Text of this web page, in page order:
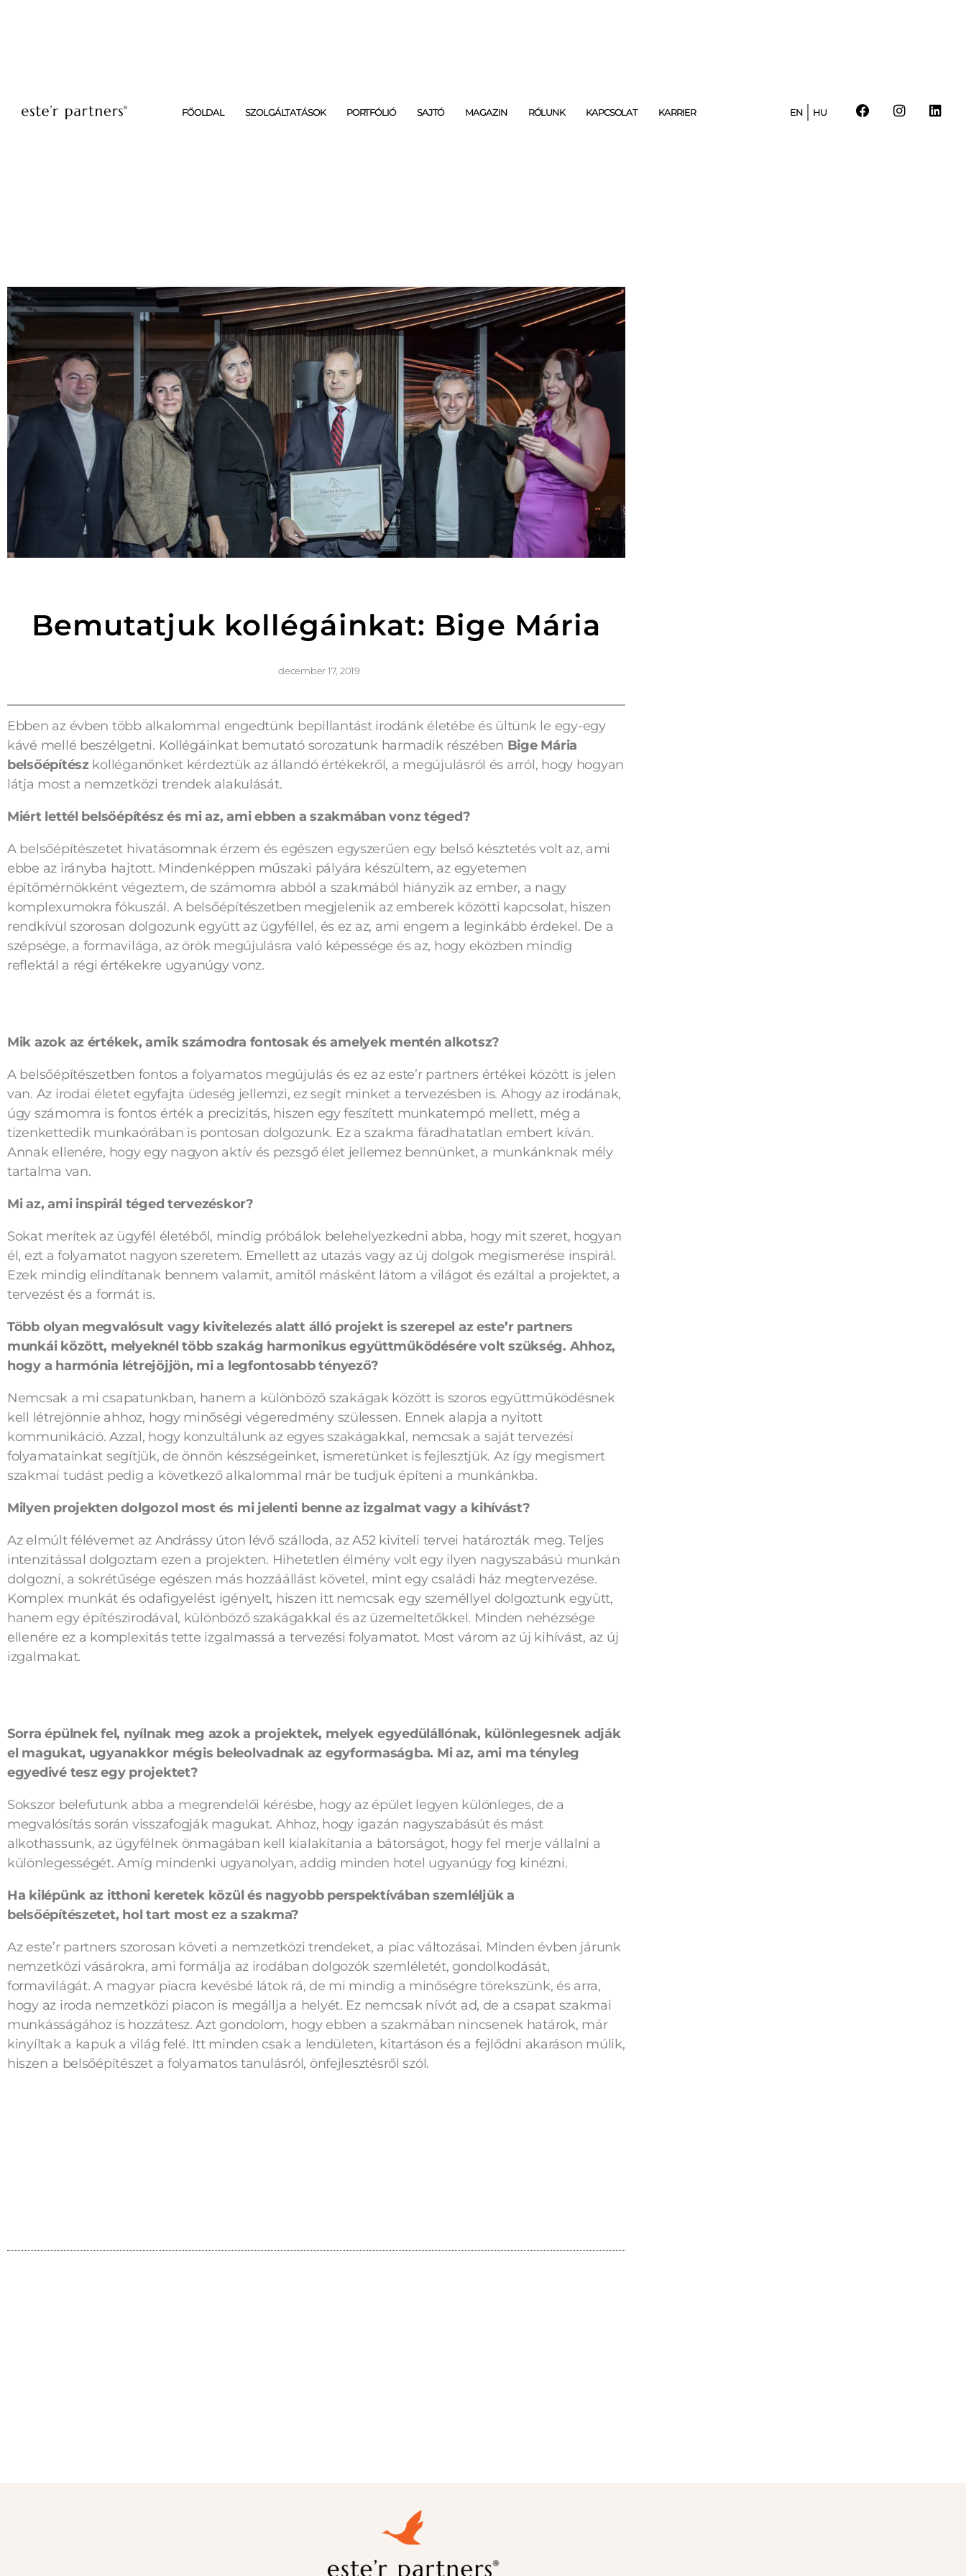
FŐOLDAL SZOLGÁLTATÁSOK PORTFÓLIÓ SAJTÓ MAGAZIN RÓLUNK KAPCSOLAT KARRIER EN HU
Bemutatjuk kollégáinkat: Bige Mária
december 17, 2019
Ebben az évben több alkalommal engedtünk bepillantást irodánk életébe és ültünk le egy-egy
kávé mellé beszélgetni. Kollégáinkat bemutató sorozatunk harmadik részében Bige Mária
belsőépítészkolléganőnket kérdeztük az állandó értékekről, a megújulásról és arról, hogy hogyan
látja most a nemzetközi trendek alakulását.
Miért lettél belsőépítész és mi az, ami ebben a szakmában vonz téged?
A belsőépítészetet hivatásomnak érzem és egészen egyszerűen egy belső késztetés volt az, ami
ebbe az irányba hajtott. Mindenképpen műszaki pályára készültem, az egyetemen
építőmérnökként végeztem, de számomra abból a szakmából hiányzik az ember, a nagy
komplexumokra fókuszál. A belsőépítészetben megjelenik az emberek közötti kapcsolat, hiszen
rendkívül szorosan dolgozunk együtt az ügyféllel, és ez az, ami engem a leginkább érdekel. De a
szépsége, a formavilága, az örök megújulásra való képessége és az, hogy eközben mindig
reflektál a régi értékekre ugyanúgy vonz.
Mik azok az értékek, amik számodra fontosak és amelyek mentén alkotsz?
A belsőépítészetben fontos a folyamatos megújulás és ez az este’r partners értékei között is jelen
van. Az irodai életet egyfajta üdeség jellemzi, ez segít minket a tervezésben is. Ahogy az irodának,
úgy számomra is fontos érték a precizitás, hiszen egy feszített munkatempó mellett, még a
tizenkettedik munkaórában is pontosan dolgozunk. Ez a szakma fáradhatatlan embert kíván.
Annak ellenére, hogy egy nagyon aktív és pezsgő élet jellemez bennünket, a munkánknak mély
tartalma van.
Mi az, ami inspirál téged tervezéskor?
Sokat merítek az ügyfél életéből, mindig próbálok belehelyezkedni abba, hogy mit szeret, hogyan
él, ezt a folyamatot nagyon szeretem. Emellett az utazás vagy az új dolgok megismerése inspirál.
Ezek mindig elindítanak bennem valamit, amitől másként látom a világot és ezáltal a projektet, a
tervezést és a formát is.
Több olyan megvalósult vagy kivitelezés alatt álló projekt is szerepel az este’r partners
munkái között, melyeknél több szakág harmonikus együttműködésére volt szükség. Ahhoz,
hogy a harmónia létrejöjjön, mi a legfontosabb tényező?
Nemcsak a mi csapatunkban, hanem a különböző szakágak között is szoros együttműködésnek
kell létrejönnie ahhoz, hogy minőségi végeredmény szülessen. Ennek alapja a nyitott
kommunikáció. Azzal, hogy konzultálunk az egyes szakágakkal, nemcsak a saját tervezési
folyamatainkat segítjük, de önnön készségeinket, ismeretünket is fejlesztjük. Az így megismert
szakmai tudást pedig a következő alkalommal már be tudjuk építeni a munkánkba.
Milyen projekten dolgozol most és mi jelenti benne az izgalmat vagy a kihívást?
Az elmúlt félévemet az Andrássy úton lévő szálloda, az A52 kiviteli tervei határozták meg. Teljes
intenzitással dolgoztam ezen a projekten. Hihetetlen élmény volt egy ilyen nagyszabású munkán
dolgozni, a sokrétűsége egészen más hozzáállást követel, mint egy családi ház megtervezése.
Komplex munkát és odafigyelést igényelt, hiszen itt nemcsak egy személlyel dolgoztunk együtt,
hanem egy építészirodával, különböző szakágakkal és az üzemeltetőkkel. Minden nehézsége
ellenére ez a komplexitás tette izgalmassá a tervezési folyamatot. Most várom az új kihívást, az új
izgalmakat.
Sorra épülnek fel, nyílnak meg azok a projektek, melyek egyedülállónak, különlegesnek adják
el magukat, ugyanakkor mégis beleolvadnak az egyformaságba. Mi az, ami ma tényleg
egyedivé tesz egy projektet?
Sokszor belefutunk abba a megrendelői kérésbe, hogy az épület legyen különleges, de a
megvalósítás során visszafogják magukat. Ahhoz, hogy igazán nagyszabásút és mást
alkothassunk, az ügyfélnek önmagában kell kialakítania a bátorságot, hogy fel merje vállalni a
különlegességét. Amíg mindenki ugyanolyan, addig minden hotel ugyanúgy fog kinézni.
Ha kilépünk az itthoni keretek közül és nagyobb perspektívában szemléljük a
belsőépítészetet, hol tart most ez a szakma?
Az este’r partners szorosan követi a nemzetközi trendeket, a piac változásai. Minden évben járunk
nemzetközi vásárokra, ami formálja az irodában dolgozók szemléletét, gondolkodását,
formavilágát. A magyar piacra kevésbé látok rá, de mi mindig a minőségre törekszünk, és arra,
hogy az iroda nemzetközi piacon is megállja a helyét. Ez nemcsak nívót ad, de a csapat szakmai
munkásságához is hozzátesz. Azt gondolom, hogy ebben a szakmában nincsenek határok, már
kinyíltak a kapuk a világ felé. Itt minden csak a lendületen, kitartáson és a fejlődni akaráson múlik,
hiszen a belsőépítészet a folyamatos tanulásról, önfejlesztésről szól.